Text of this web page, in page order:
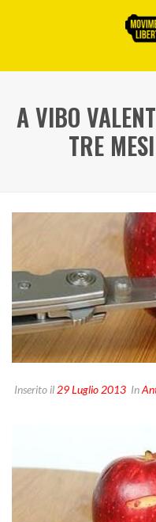
A VIBO
TRE
Inserito il 29 Luglio 2013 In